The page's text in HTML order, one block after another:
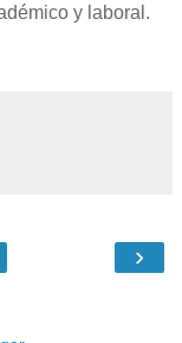
y laboral.
›